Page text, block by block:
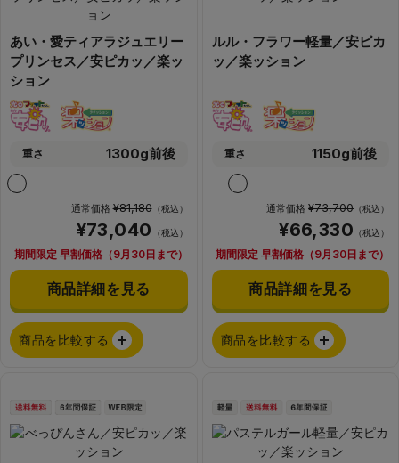
あい・愛ティアラジュエリー
プリンセス／安ピカッ／楽ッ
ション
重さ 1300g前後
通常価格¥81,180（税込）
¥73,040 （税込）
期間限定 早割価格（9月30日まで）
商品詳細を見る
商品を比較する
ルル・フラワー軽量／安ピカ
ッ／楽ッション
重さ 1150g前後
通常価格 ¥73,700 （税込）
¥66,330 （税込）
期間限定 早割価格（9月30日まで）
商品詳細を見る
商品を比較する